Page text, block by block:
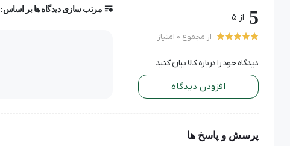
5 از 5
از مجموع 0 امتیاز
دیدگاه خود را درباره کالا بیان کنید
افزودن دیدگاه
مرتب سازی دیدگاه ها بر اساس:
پرسش و پاسخ ها